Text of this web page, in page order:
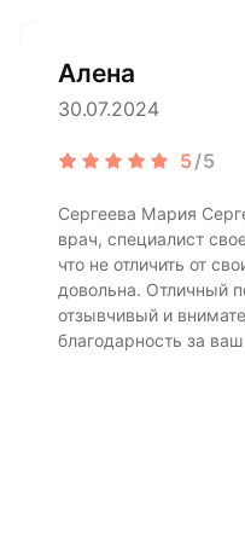
Алена
30.07.2024
5/5
Сергеева Мария
врач, специалист
что не отличить от
довольна. Отличный
отзывчивый и
благодарность за